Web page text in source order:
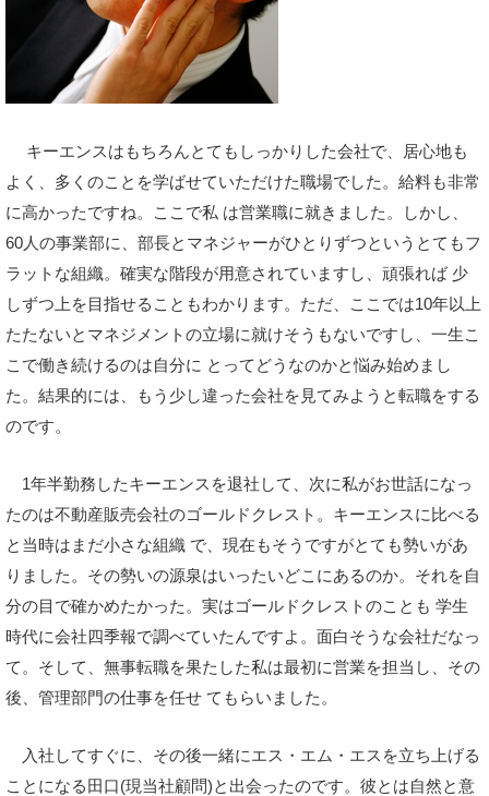
キーエンスはもちろんとてもしっかりした会社で、居心地も
よく、多くのことを学ばせていただけた職場でした。給料も非常
に高かったですね。ここで私 は営業職に就きました。しかし、
60人の事業部に、部長とマネジャーがひとりずつというとてもフ
ラットな組織。確実な階段が用意されていますし、頑張れば 少
しずつ上を目指せることもわかります。ただ、ここでは10年以上
たたないとマネジメントの立場に就けそうもないですし、一生こ
こで働き続けるのは自分に とってどうなのかと悩み始めまし
た。結果的には、もう少し違った会社を見てみようと転職をする
のです。
1年半勤務したキーエンスを退社して、次に私がお世話になっ
たのは不動産販売会社のゴールドクレスト。キーエンスに比べる
と当時はまだ小さな組織 で、現在もそうですがとても勢いがあ
りました。その勢いの源泉はいったいどこにあるのか。それを自
分の目で確かめたかった。実はゴールドクレストのことも 学生
時代に会社四季報で調べていたんですよ。面白そうな会社だなっ
て。そして、無事転職を果たした私は最初に営業を担当し、その
後、管理部門の仕事を任せ てもらいました。
入社してすぐに、その後一緒にエス・エム・エスを立ち上げる
ことになる田口(現当社顧問)と出会ったのです。彼とは自然と意